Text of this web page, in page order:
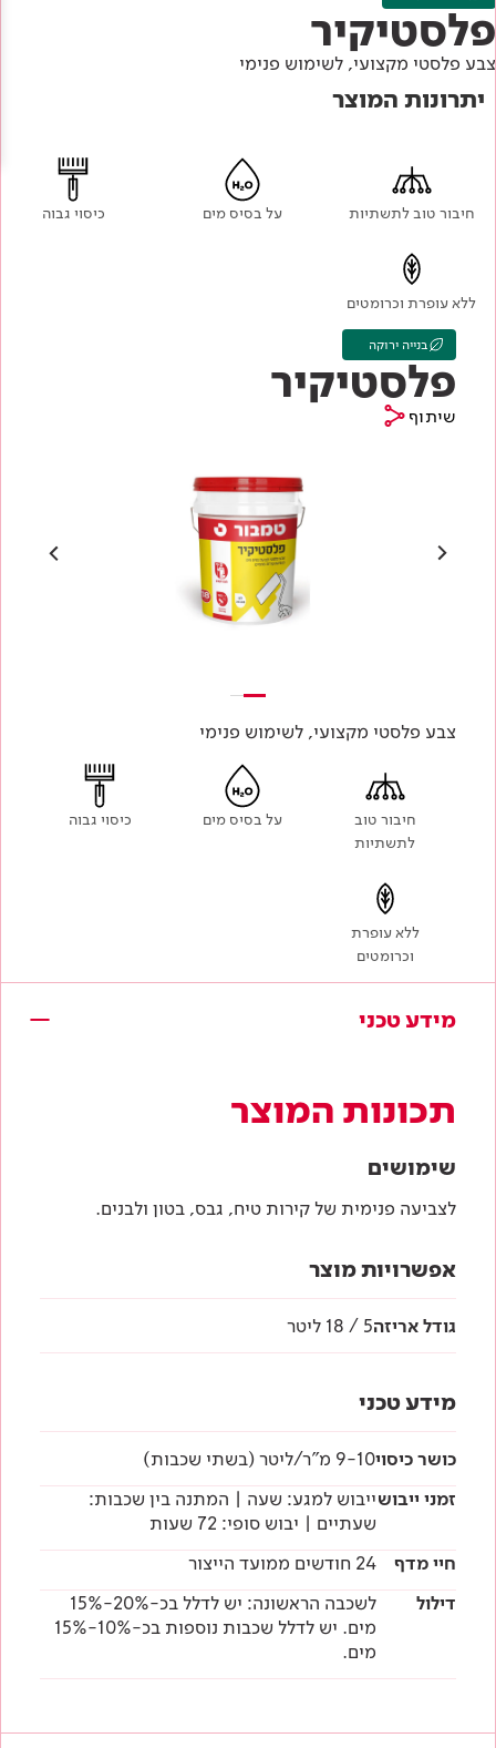
עץ
RAL
לכל מוצרי צבע וציפויים
Academy
תוכן מקצועי
אודותינו
מדיניות סביבתית
מדיניות מערכת משולבת ו - ISO
פתרונות לתעשייה צור קשר
פלסטיקיר
צבע פלסטי מקצועי, לשימוש פנימי
יתרונות המוצר
חיבור טוב לתשתיות על בסיס מים כיסוי גבוה
ללא עופרת וכרומטים
בנייה ירוקה
פלסטיקיר
שיתוף
צבע פלסטי מקצועי, לשימוש פנימי
חיבור טוב
לתשתיות
על בסיס מים כיסוי גבוה
ללא עופרת
וכרומטים
מידע טכני
תכונות המוצר
שימושים
לצביעה פנימית של קירות טיח, גבס, בטון ולבנים.
אפשרויות מוצר
גודל אריזה5 / 18 ליטר
מידע טכני
כושר כיסוי9-10 מ"ר/ליטר (בשתי שכבות)
זמני ייבושייבוש למגע: שעה | המתנה בין שכבות:
שעתיים | יבוש סופי: 72 שעות
חיי מדף
24 חודשים ממועד הייצור
דילול
לשכבה הראשונה: יש לדלל בכ-20%-15%
מים. יש לדלל שכבות נוספות בכ-10%-15%
מים.